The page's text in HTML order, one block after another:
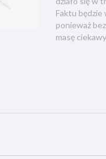
Faktu
ponieważ
masę